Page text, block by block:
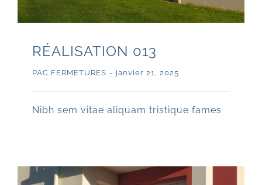
RÉALISATION 013
PAC FERMETURES - janvier 21, 2025
Nibh sem vitae aliquam tristique fames